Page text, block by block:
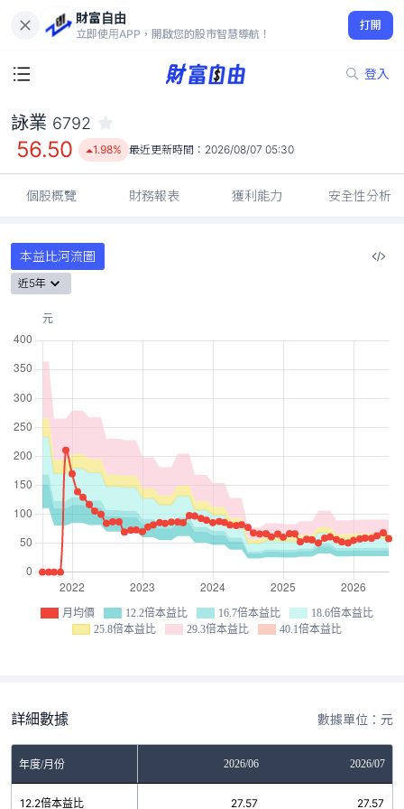
財富自由
立即使用APP，開啟您的股市智慧導航！
打開
登入
56.50
1.98%
詠業 6792
56.50 1.98% 最近更新時間： 2026/08/07 05:30
個股概覽 財務報表 獲利能力 安全性分析
本益比河流圖
近5年
月均價 12.2倍本益比 16.7倍本益比
18.6倍本益比
25.8倍本益比
29.3倍本益比 40.1倍本益比
詳細數據 數據單位：元
年度/月份 2026/06 2026/07
12.2倍本益比 27.57 27.57